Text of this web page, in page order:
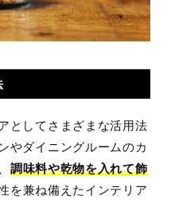
としてさまざまな活用法
やダイニングルームのカ
調味料や乾物を入れて飾
を兼ね備えたインテリア